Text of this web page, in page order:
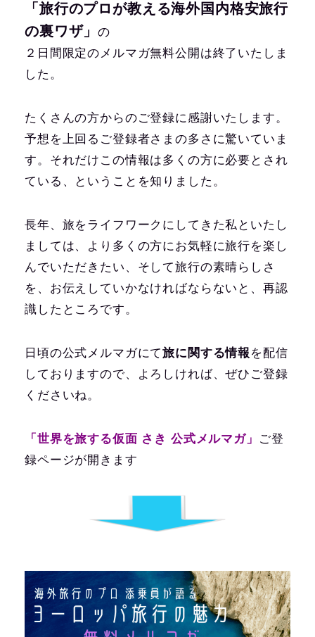
「旅行のプロが教える海外国内格安旅行
の裏ワザ」の
２日間限定のメルマガ無料公開は終了いたしま
した。
たくさんの方からのご登録に感謝いたします。
予想を上回るご登録者さまの多さに驚いていま
す。それだけこの情報は多くの方に必要とされ
ている、ということを知りました。
長年、旅をライフワークにしてきた私といたし
ましては、より多くの方にお気軽に旅行を楽し
んでいただきたい、そして旅行の素晴らしさ
を、お伝えしていかなければならないと、再認
識したところです。
日頃の公式メルマガにて旅に関する情報 を配信
しておりますので、よろしければ、ぜひご登録
くださいね。
「世界を旅する仮面 さき 公式メルマガ」
ご登
録ページが開きます